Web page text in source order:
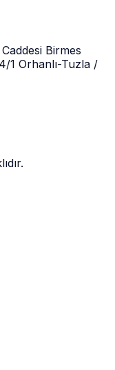
Birmes
1 Orhanlı-Tuzla /